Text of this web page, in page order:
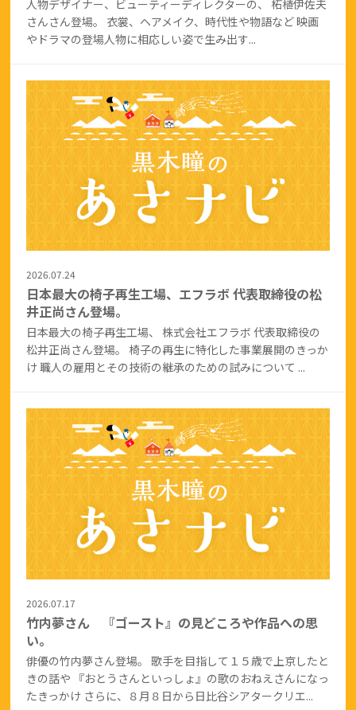
人物デザイナー、ビューティーディレクターの、 柘植伊佐夫
さんさん登場。 衣裳、ヘアメイク、時代性や物語など 映画
やドラマの登場人物に相応しい姿で生み出す...
2026.07.24
日本最大の椅子再生工場、エフラボ 代表取締役の松
井正尚さん登場。
日本最大の椅子再生工場、 株式会社エフラボ 代表取締役の
松井正尚さん登場。 椅子の再生に特化した事業展開のきっか
け 職人の雇用とその技術の継承のための試みについて ...
2026.07.17
竹内夢さん 『ゴースト』の見どころや作品への思
い。
俳優の竹内夢さん登場。 歌手を目指して１５歳で上京したと
きの話や 『おとうさんといっしょ』の歌のおねえさんになっ
たきっかけ さらに、８月８日から日比谷シアタークリエ...